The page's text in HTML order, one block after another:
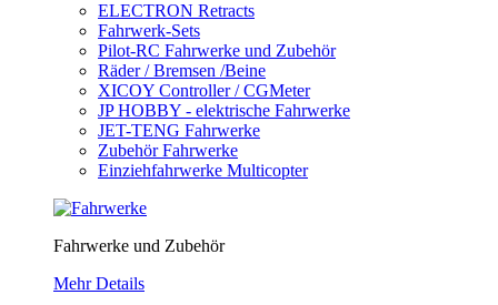
ELECTRON Retracts
Fahrwerk-Sets
Pilot-RC Fahrwerke und Zubehör
Räder / Bremsen /Beine
XICOY Controller / CGMeter
JP HOBBY - elektrische Fahrwerke
JET-TENG Fahrwerke
Zubehör Fahrwerke
Einziehfahrwerke Multicopter
Fahrwerke und Zubehör
Mehr Details